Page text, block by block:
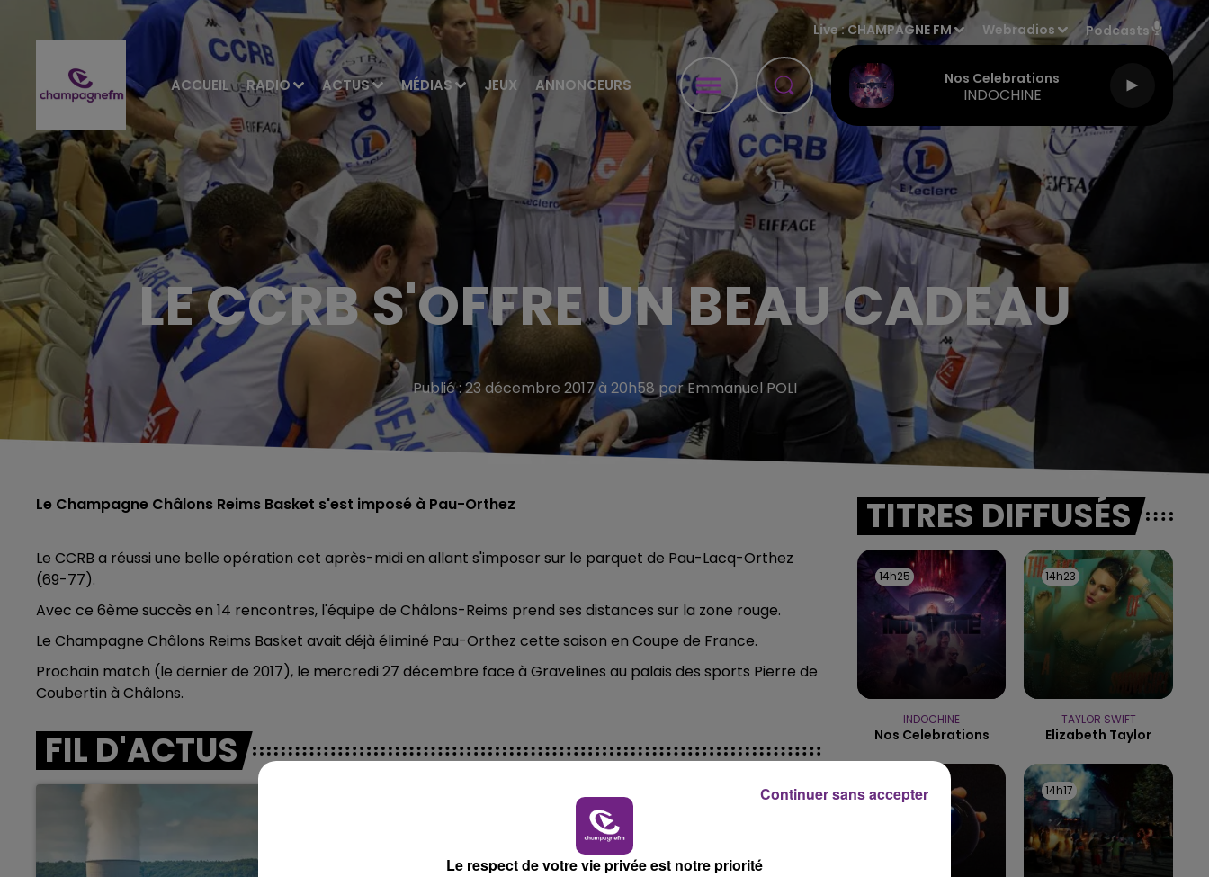
ACCUEIL RADIO ACTUS MÉDIAS JEUX ANNONCEURS
Live :CHAMPAGNE FM Webradios Podcasts
Nos Celebrations
INDOCHINE
16h00 - 20h00
LE WEEK-END CHAMPAGNE FM
7h00 - 12h00
LE WEEK-END CHAMPAGNE FM
LE CCRB S'OFFRE UN BEAU CADEAU
Publié : 23 décembre 2017 à 20h58 par Emmanuel POLI
Le Champagne Châlons Reims Basket s'est imposé à Pau-Orthez
Le CCRB a réussi une belle opération cet après-midi en allant s'imposer sur le parquet de Pau-Lacq-Orthez
(69-77).
Avec ce 6ème succès en 14 rencontres, l'équipe de Châlons-Reims prend ses distances sur la zone rouge.
Le Champagne Châlons Reims Basket avait déjà éliminé Pau-Orthez cette saison en Coupe de France.
Prochain match (le dernier de 2017), le mercredi 27 décembre face à Gravelines au palais des sports Pierre de
Coubertin à Châlons.
FIL D'ACTUS
TITRES DIFFUSÉS
14h25
14h25
INDOCHINE
Nos Celebrations
14h23
14h23
TAYLOR SWIFT
Elizabeth Taylor
14h20
14h20 14h17
14h17
Le respect de votre vie privée est notre priorité
Continuer sans accepter